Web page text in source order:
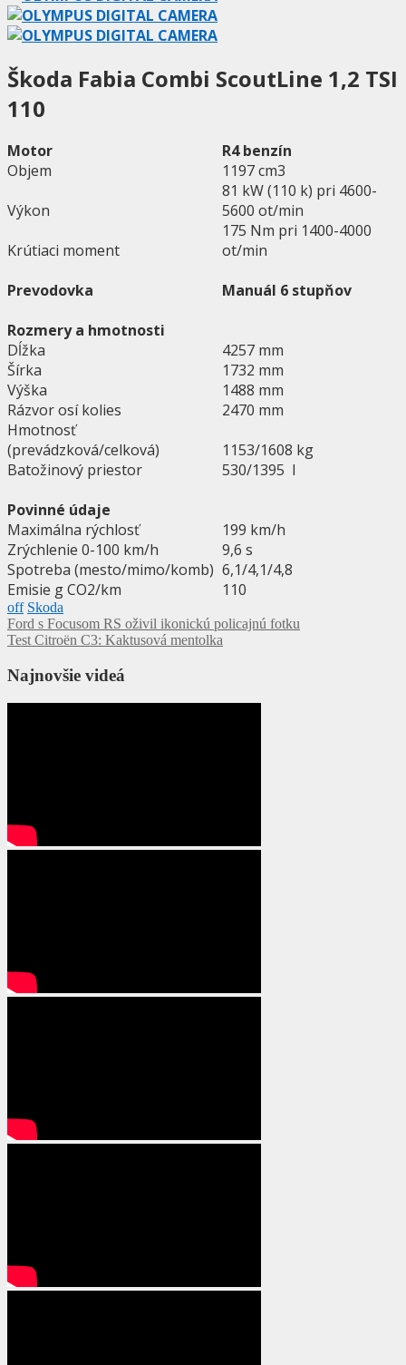
Škoda Fabia Combi ScoutLine 1,2 TSI
110
Motor
R4 benzín
Objem
1197 cm3
Výkon
81 kW (110 k) pri 4600-
5600 ot/min
Krútiaci moment
175 Nm pri 1400-4000
ot/min
Prevodovka
Manuál 6 stupňov
Rozmery a hmotnosti
Dĺžka
4257 mm
Šírka
1732 mm
Výška
1488 mm
Rázvor osí kolies
2470 mm
Hmotnosť
(prevádzková/celková)
1153/1608 kg
Batožinový priestor
530/1395 l
Povinné údaje
Maximálna rýchlosť
199 km/h
Zrýchlenie 0-100 km/h
9,6 s
Spotreba (mesto/mimo/komb) 6,1/4,1/4,8
Emisie g CO2/km
110
off Skoda
Navigácia
v
článku
Ford s Focusom RS oživil ikonickú policajnú fotku
Test Citroën C3: Kaktusová mentolka
Najnovšie videá